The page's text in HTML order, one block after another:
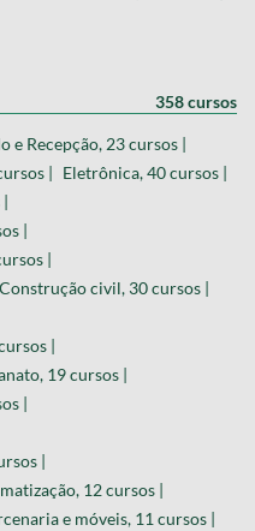
358 cursos
Recepção, 23 cursos |
|
Eletrônica, 40 cursos |
|
|
Construção civil, 30 cursos |
|
19 cursos |
|
|
12 cursos |
e móveis, 11 cursos |